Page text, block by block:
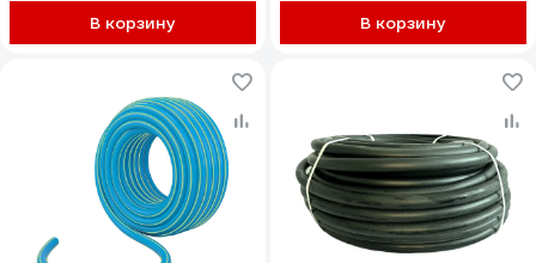
В корзину В корзину